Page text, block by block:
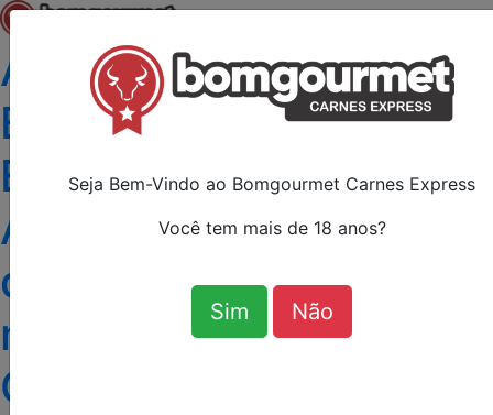
Açougue e Peixaria
Bom Gourmet Carnes
Express O Melhor
Açougue com Peixaria
de Curitiba, com a
melhor carne angus de
Curitiba!
Seja Bem-Vindo ao Bomgourmet Carnes Express
Você tem mais de 18 anos?
Sim Não